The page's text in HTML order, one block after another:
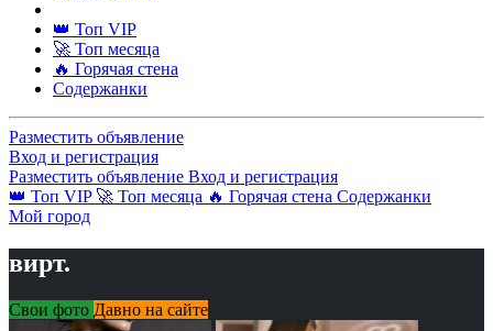
👑 Топ VIP
🚀 Топ месяца
🔥 Горячая стена
Содержанки
Разместить объявление
Вход и регистрация
Разместить объявление Вход и регистрация
👑 Топ VIP 🚀 Топ месяца 🔥 Горячая стена Содержанки
Мой город
вирт.
Свои фото Давно на сайте